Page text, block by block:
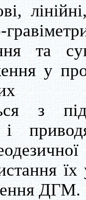
та
у
з
і
їх
ДГМ.